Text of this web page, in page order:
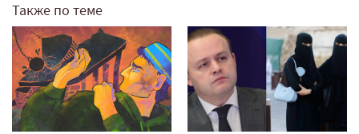
Также по теме